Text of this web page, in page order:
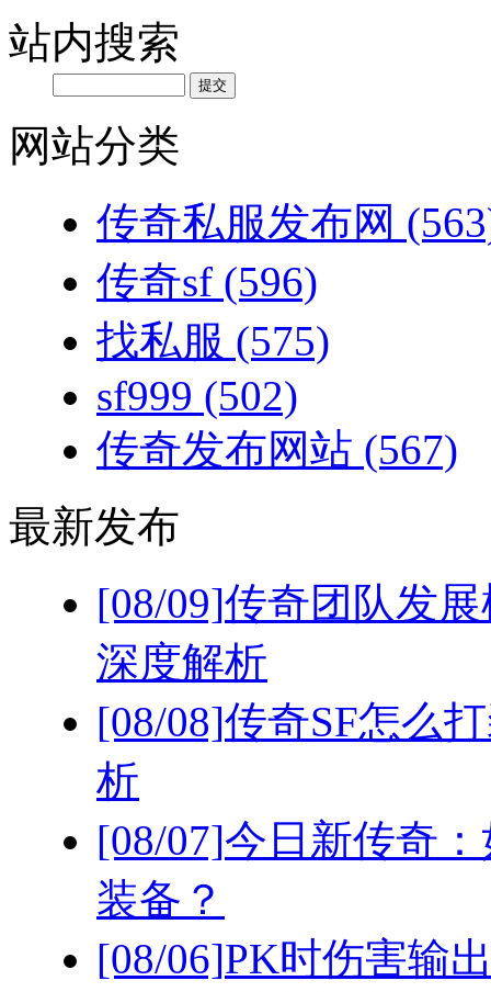
站内搜索
网站分类
传奇私服发布网
传奇sf (596)
找私服 (575)
sf999 (502)
传奇发布网站 (567)
最新发布
[08/09]传奇团队发
深度解析
[08/08]传奇SF怎么
析
[08/07]今日新传奇
装备？
[08/06]PK时伤害输